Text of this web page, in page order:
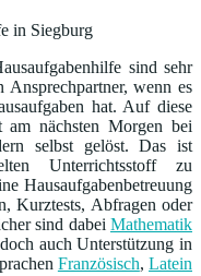
sind sehr
wenn es
hat. Auf diese
am nächsten Morgen bei
selbst gelöst. Das ist
Unterrichtsstoff zu
Hausaufgabenbetreuung
Kurztests, Abfragen oder
sind dabei Mathematik
auch Unterstützung in
Französisch, Latein